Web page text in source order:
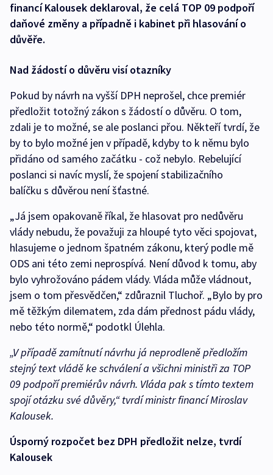
financí Kalousek deklaroval, že celá TOP 09 podpoří
daňové změny a případně i kabinet při hlasování o
důvěře.
Nad žádostí o důvěru visí otazníky
Pokud by návrh na vyšší DPH neprošel, chce premiér
předložit totožný zákon s žádostí o důvěru. O tom,
zdali je to možné, se ale poslanci přou. Někteří tvrdí, že
by to bylo možné jen v případě, kdyby to k němu bylo
přidáno od samého začátku - což nebylo. Rebelující
poslanci si navíc myslí, že spojení stabilizačního
balíčku s důvěrou není šťastné.
„Já jsem opakovaně říkal, že hlasovat pro nedůvěru
vlády nebudu, že považuji za hloupé tyto věci spojovat,
hlasujeme o jednom špatném zákonu, který podle mě
ODS ani této zemi neprospívá. Není důvod k tomu, aby
bylo vyhrožováno pádem vlády. Vláda může vládnout,
jsem o tom přesvědčen,“ zdůraznil Tluchoř. „Bylo by pro
mě těžkým dilematem, zda dám přednost pádu vlády,
nebo této normě,“ podotkl Úlehla.
„V případě zamítnutí návrhu já neprodleně předložím
stejný text vládě ke schválení a všichni ministři za TOP
09 podpoří premiérův návrh. Vláda pak s tímto textem
spojí otázku své důvěry,“tvrdí ministr financí Miroslav
Kalousek.
Úsporný rozpočet bez DPH předložit nelze, tvrdí
Kalousek